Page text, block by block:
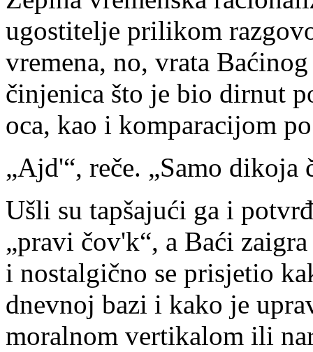
ugostitelje prilikom
vremena, no, vrata
činjenica što je bio dirnut
oca, kao i komparacijom
„Ajd'“, reče. „Samo dikoja
Ušli su tapšajući ga i
„pravi čov'k“, a Baći
i nostalgično se prisjetio
dnevnoj bazi i kako je
moralnom vertikalom ili